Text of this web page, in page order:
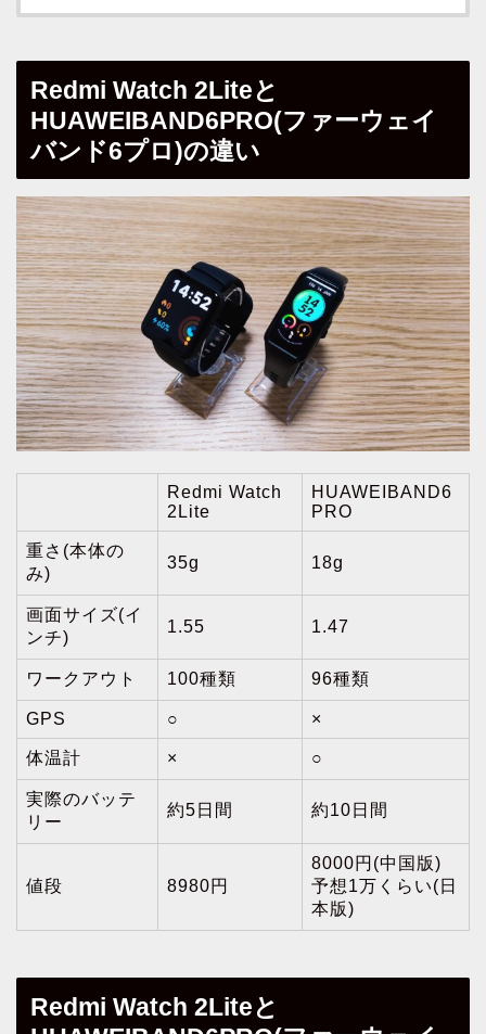
Redmi Watch 2Liteと
HUAWEIBAND6PRO(ファーウェイ
バンド6プロ)の違い
Redmi Watch
2Lite
HUAWEIBAND6
PRO
重さ(本体の
み)
35g 18g
画面サイズ(イ
ンチ)
1.55 1.47
ワークアウト 100種類 96種類
GPS ○ ×
体温計 × ○
実際のバッテ
リー
約5日間 約10日間
値段 8980円
8000円(中国版)
予想1万くらい(日
本版)
Redmi Watch 2Liteと